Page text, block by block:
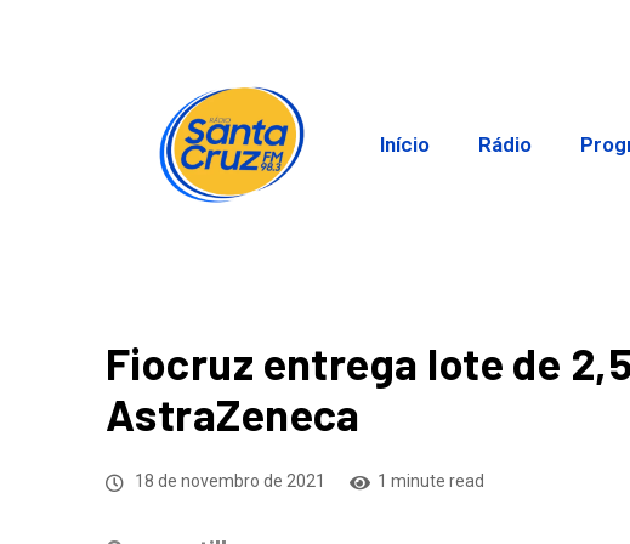
Início Rádio
Fiocruz entrega lote de
AstraZeneca
18 de novembro de 2021 1 minute read